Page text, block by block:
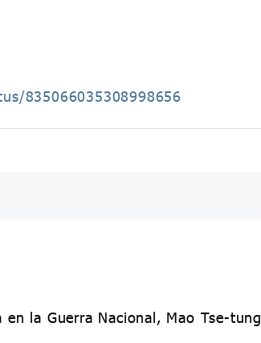
835066035308998656
la Guerra Nacional, Mao Tse-tung